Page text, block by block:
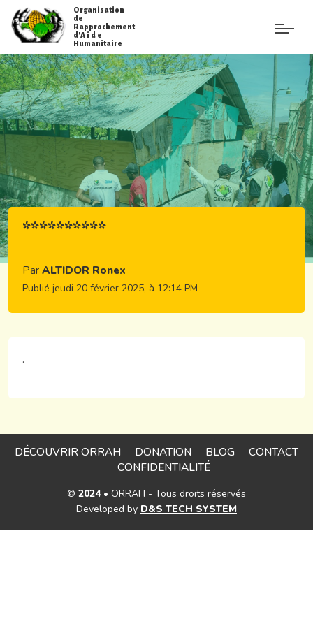
Organisation
de
Rapprochement
d'A i d e
Humanitaire
**********
ParALTIDOR Ronex
Publié jeudi 20 février 2025, à 12:14 PM
.
© 2024• ORRAH - Tous droits réservés
Developed by D&S TECH SYSTEM
DÉCOUVRIR ORRAH DONATION BLOG
CONTACT
CONFIDENTIALITÉ